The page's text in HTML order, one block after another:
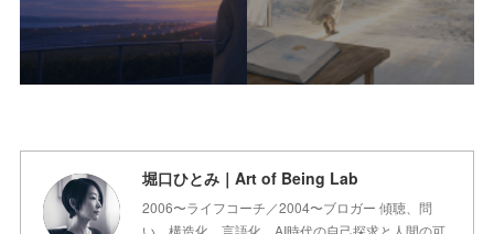
堀口ひとみ｜Art of Being Lab
2006〜ライフコーチ／2004〜ブロガー 傾聴、問